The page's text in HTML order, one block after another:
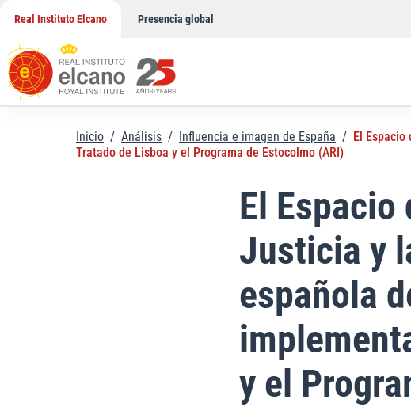
contenido
Real Instituto Elcano Presencia global
Inicio / Análisis / Influencia e imagen de España / El
Tratado de Lisboa y el Programa de Estocolmo (ARI)
El
Justicia y
española
y el